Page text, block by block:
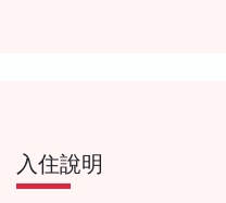
入住說明